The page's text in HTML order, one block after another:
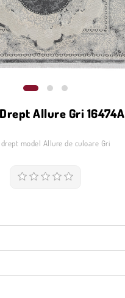
Allure Gri 16474A
drept model Allure de culoare Gri